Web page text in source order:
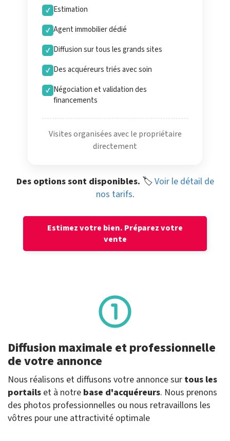
✓ Estimation
✓ Agent immobilier dédié
✓ Diffusion sur tous les grands sites
✓ Des acquéreurs triés avec soin
✓ Négociation et validation des
financements
Visites organisées avec le propriétaire
directement
Des options sont disponibles. 🏷️Voir le détail de
nos tarifs.
Estimez votre bien. Préparez votre
vente
Diffusion maximale et professionnelle
de votre annonce
Nous réalisons et diffusons votre annonce sur tous les
portails et à notre base d'acquéreurs. Nous prenons
des photos professionnelles ou nous retravaillons les
vôtres pour une attractivité optimale